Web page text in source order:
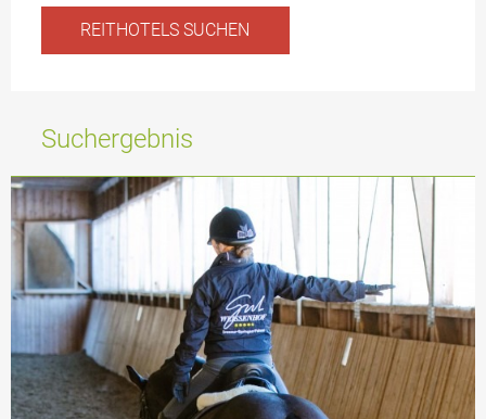
Suchergebnis